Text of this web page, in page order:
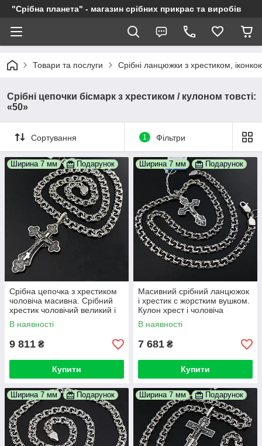
"Срібна планета" - магазин срібних прикрас та виробів
Товари та послуги Срібні ланцюжки з хрестиком,
Срібні цепочки бісмарк з хрестиком / кулоном товсті:
«50»
Сортування 1 Фільтри
Ширина 7 мм Подарунок
Срібна цепочка з хрестиком
чоловіча масивна. Срібний
хрестик чоловічий великий і
цепочка бісмарк широка. 50
см
В наявності
9 811 ₴
Купити
Ширина 7 мм Подарунок
Масивний срібний ланцюжок
і хрестик с жорстким вушком.
Кулон хрест і чоловіча
цепочка срібло 50 см
В наявності
7 681 ₴
Купити
Ширина 7 мм Подарунок Ширина 7 мм Подарунок